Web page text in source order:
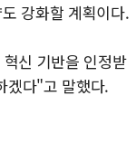
강화할 계획이다.
신 기반을 인정받
겠다"고 말했다.